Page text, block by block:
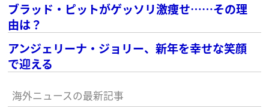
ブラッド・ピットがゲッソリ激痩せ……その理
由は？
アンジェリーナ・ジョリー、新年を幸せな笑顔
で迎える
海外ニュースの最新記事